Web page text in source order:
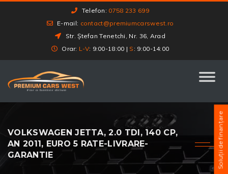
Telefon: 0758 233 699
E-mail: contact@premiumcarswest.ro
Str. Ștefan Tenetchi, Nr. 36, Arad
Orar: L-V: 9:00-18:00 | S : 9:00-14:00
VOLKSWAGEN JETTA, 2.0 TDI, 140 CP,
AN 2011, EURO 5 RATE-LIVRARE-
GARANTIE
Soluții de finanțare